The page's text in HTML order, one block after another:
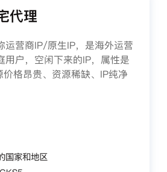
代理
运营商IP/原生IP，是海外运营
用户，空闲下来的IP，属性是
格昂贵、资源稀缺、IP纯净
国家和地区